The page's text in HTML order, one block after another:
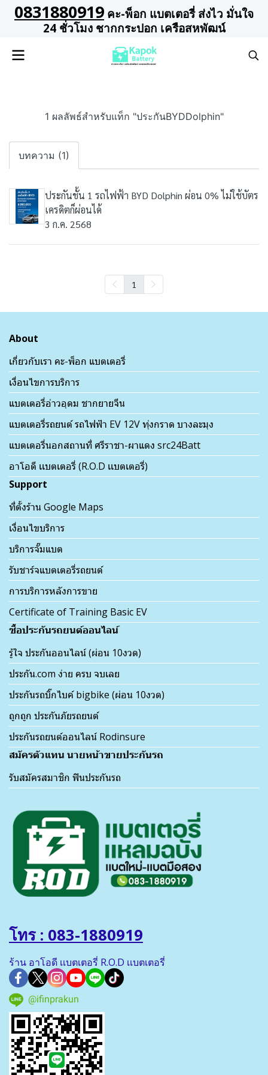
0831880919 คะ-พ็อก แบตเตอรี่ ส่งไว มั่นใจ
24 ชั่วโมง ชากกระปอก เครือสหพัฒน์
1 ผลลัพธ์สำหรับแท็ก "ประกันBYDDolphin"
บทความ (1)
ประกันชั้น 1 รถไฟฟ้า BYD Dolphin ผ่อน 0% ไม่ใช้บัตร
เครดิตก็ผ่อนได้
3 ก.ค. 2568
1
About
เกี่ยวกับเรา คะ-พ็อก แบตเตอรี่
เงื่อนไขการบริการ
แบตเตอรี่อ่าวอุดม ชากยายจีน
แบตเตอรี่รถยนต์ รถไฟฟ้า EV 12V ทุ่งกราด บางละมุง
แบตเตอรี่นอกสถานที่ ศรีราชา-ผาแดง src24Batt
อาโอดี เเบตเตอรี่ (R.O.D เเบตเตอรี่)
Support
ที่ตั้งร้าน Google Maps
เงื่อนไขบริการ
บริการจั๊มแบต
รับชาร์จแบตเตอรี่รถยนต์
การบริการหลังการขาย
Certificate of Training Basic EV
ซื้อประกันรถยนต์ออนไลน์
รู้ใจ ประกันออนไลน์ (ผ่อน 10งวด)
ประกัน.com ง่าย ครบ จบเลย
ประกันรถบิ๊กไบค์ bigbike (ผ่อน 10งวด)
ถูกถูก ประกันภัยรถยนต์
ประกันรถยนต์ออนไลน์ Rodinsure
สมัครตัวแทน นายหน้าขายประกันรถ
รับสมัครสมาชิก ฟินประกันรถ
โทร : 083-1880919
ร้าน อาโอดี เเบตเตอรี่ R.O.D เเบตเตอรี่
@ifinprakun